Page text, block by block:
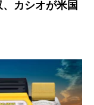
カシオが米国